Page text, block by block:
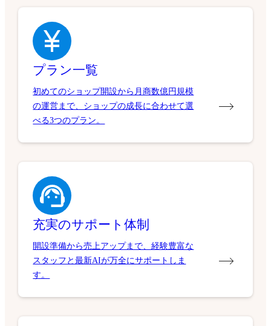
プラン一覧
初めてのショップ開設から月商数億円規模
の運営まで、ショップの成長に合わせて選
べる3つのプラン。
充実のサポート体制
開設準備から売上アップまで、経験豊富な
スタッフと最新AIが万全にサポートしま
す。